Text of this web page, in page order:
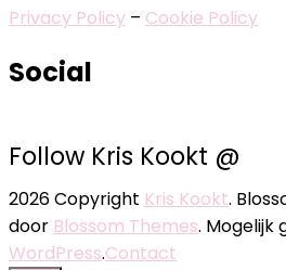
Privacy Policy – Cookie Policy
Social
Follow Kris Kookt @
2026 Copyright Kris Kookt.
door Blossom Themes. Mogelijk
WordPress.Contact